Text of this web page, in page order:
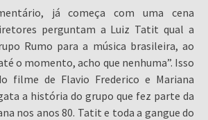
já começa com uma cena
perguntam a Luiz Tatit qual a
Rumo para a música brasileira, ao
o momento, acho que nenhuma”. Isso
filme de Flavio Frederico e Mariana
a história do grupo que fez parte da
nos anos 80. Tatit e toda a gangue do